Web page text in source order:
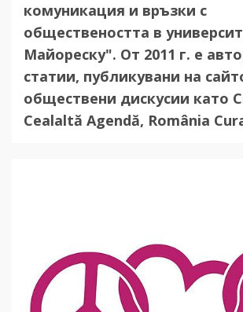
комуникация и връзки с
обществеността в
Майореску". От 2011 г. е
статии, публикувани на
обществени дискусии като
Cealaltă Agendă, România